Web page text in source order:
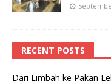
RECENT POSTS
Dari Limbah ke Pakan